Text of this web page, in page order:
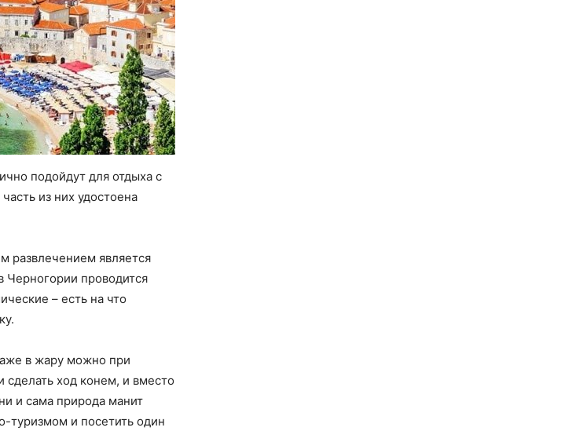
подойдут для отдыха с
из них удостоена
развлечением является
Черногории проводится
– есть на что
в жару можно при
сделать ход конем, и вместо
и сама природа манит
туризмом и посетить один